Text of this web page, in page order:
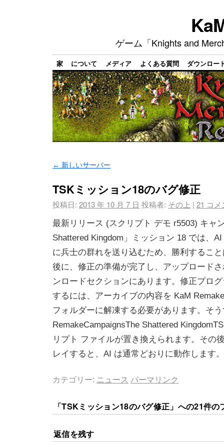
ゲーム「Knights and
家 について メディア よくある質問 ダウンロー
← 新しいサーバー
TSKミッション18のバグ修正
投稿日: 2013 年 10 月 7 日 投稿者: その上 | 21 コメ
最新リリース (スクリプト デモ r5503) キャ
Shattered Kingdom」ミッション 18 では、
に兵士の群れを送り込むため、勝利するこ
後に、修正の準備が完了し、アップロード
ンロードセクションにあります。修正プロ
するには、アーカイブの内容を KaM
フォルダーに解凍する必要があります。そ
RemakeCampaignsThe Shattered
リプト ファイルが置き換えられます。その
レイすると、AI は通常どおりに動作します。
カテゴリー: ニュース パーマリンク
「TSKミッション18のバグ修正 」への21件の
返信を残す